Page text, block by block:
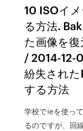
10 ISOイ
る方法.
た画像を
/ 2014-12-
紛失され
する方法
学校でieを使っ
るのですが、回